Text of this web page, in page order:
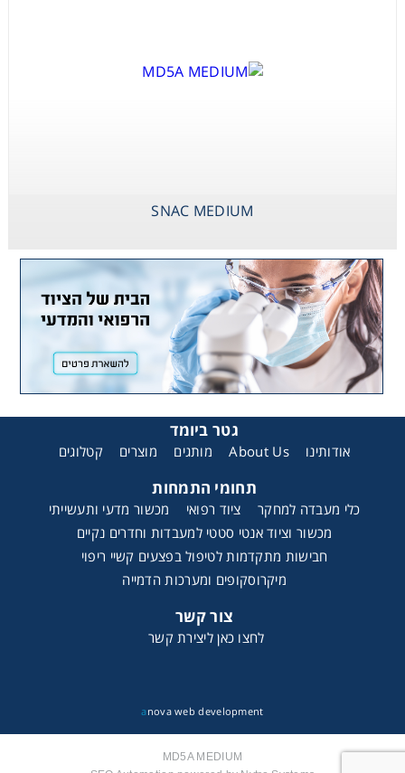
SNAC MEDIUM
גטר ביומד
אודותינו About Us מותגים מוצרים קטלוגים
תחומי התמחות
כלי מעבדה למחקר ציוד רפואי
מכשור מדעי ותעשייתי
מכשור וציוד אנטי סטטי למעבדות וחדרים נקיים
חבישות מתקדמות לטיפול בפצעים קשיי ריפוי
מיקרוסקופים ומערכות הדמייה
צור קשר
לחצו כאן ליצירת קשר
a nova web development
MD5A MEDIUM